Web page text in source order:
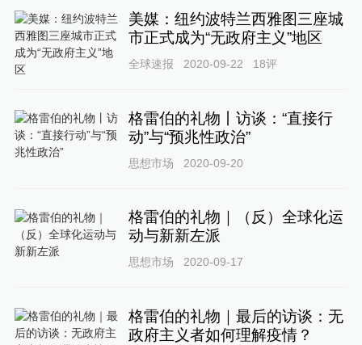
美媒：纽约波特兰西雅图三座城
市正式成为“无政府主义”地区
全球速报 2020-09-22 18评
格雷伯的礼物丨访谈：“直接行
动”与“预兆性政治”
思想市场 2020-09-20
格雷伯的礼物｜（反）全球化运
动与新新左派
思想市场 2020-09-17
格雷伯的礼物｜最后的访谈：无
政府主义者如何理解疫情？